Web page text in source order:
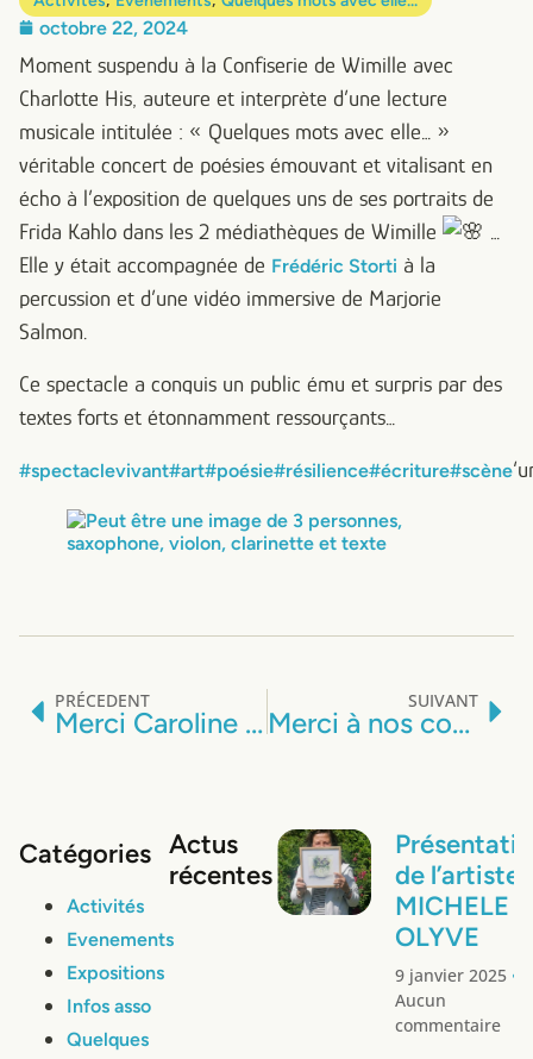
octobre 22, 2024
Moment suspendu à la Confiserie de Wimille avec
Charlotte His, auteure et interprète d’une lecture
musicale intitulée : « Quelques mots avec elle… »
véritable concert de poésies émouvant et vitalisant en
écho à l’exposition de quelques uns de ses portraits de
Frida Kahlo dans les 2 médiathèques de Wimille
Elle y était accompagnée de Frédéric Storti à la
percussion et d’une vidéo immersive de Marjorie
Salmon.
Ce spectacle a conquis un public ému et surpris par des
textes forts et étonnamment ressourçants…
#spectaclevivant#art#poésie#résilience#écriture#scène
PRÉCEDENT
Merci Caroline Fauquembert du Journal de Montreuil et Nord Littoral
SUIVANT
Merci à nos commerçants pour la tombola « AVC, tous concernés ! »
Catégories
Activités
Evenements
Expositions
Infos asso
Quelques
Actus
récentes
de l’artiste
MICHELE
OLYVE
9 janvier 2025
Aucun
commentaire